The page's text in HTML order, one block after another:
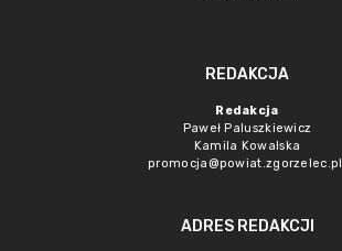
REDAKCJA
Redakcja
Paweł Paluszkiewicz
Kamila Kowalska
promocja@powiat.zgorzelec.pl
ADRES REDAKCJI